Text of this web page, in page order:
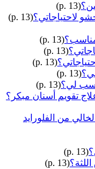
(p. 13)
لاحتياجاتي؟(p. 13)
(p. 13)
(p. 13)
(p. 13)
(p. 13)
لي؟(p. 13)
تقويم أسنان مبكر؟
من الفلورايد
(p. 13)
(p. 13)